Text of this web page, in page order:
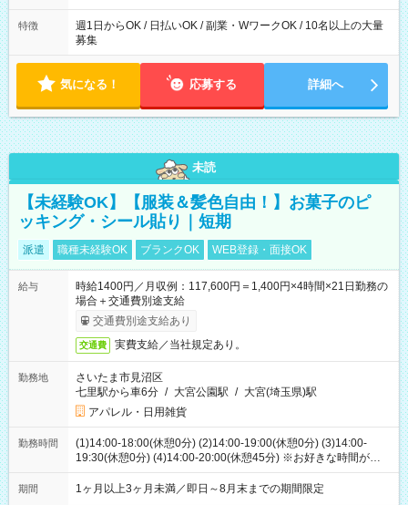
特徴
週1日からOK / 日払いOK / 副業・WワークOK / 10名以上の大量
募集
気になる！ 応募する 詳細へ
未読
【未経験OK】【服装＆髪色自由！】お菓子のピ
ッキング・シール貼り｜短期
派遣 職種未経験OK ブランクOK WEB登録・面接OK
給与
時給1400円／月収例：117,600円＝1,400円×4時間×21日勤務の
場合＋交通費別途支給
交通費別途支給あり
交通費 実費支給／当社規定あり。
勤務地
さいたま市見沼区
七里駅から車6分 / 大宮公園駅 / 大宮(埼玉県)駅
アパレル・日用雑貨
勤務時間
(1)14:00-18:00(休憩0分) (2)14:00-19:00(休憩0分) (3)14:00-
19:30(休憩0分) (4)14:00-20:00(休憩45分) ※お好きな時間が選べ
ます
期間 1ヶ月以上3ヶ月未満／即日～8月末までの期間限定